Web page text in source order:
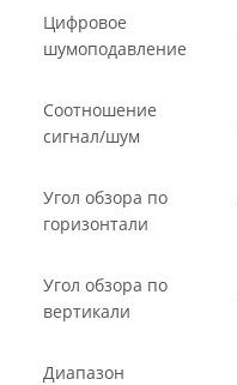
Цифровое
шумоподавление
Соотношение
сигнал/шум
Угол обзора по
горизонтали
Угол обзора по
вертикали
Диапазон